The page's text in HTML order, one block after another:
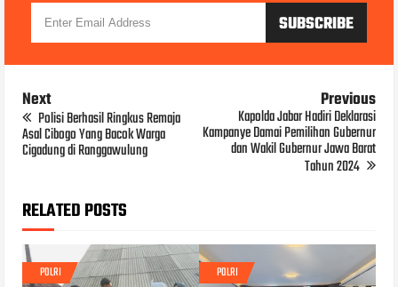
Next
Polisi Berhasil Ringkus Remaja
Asal Cibogo Yang Bacok Warga
Cigadung di Ranggawulung
Previous
Kapolda Jabar Hadiri Deklarasi
Kampanye Damai Pemilihan Gubernur
dan Wakil Gubernur Jawa Barat
Tahun 2024
RELATED POSTS
POLRI POLRI